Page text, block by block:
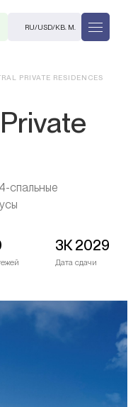
RU/USD/КВ. М.
PRIVATE RESIDENCES
спальные
3К 2029
Дата сдачи